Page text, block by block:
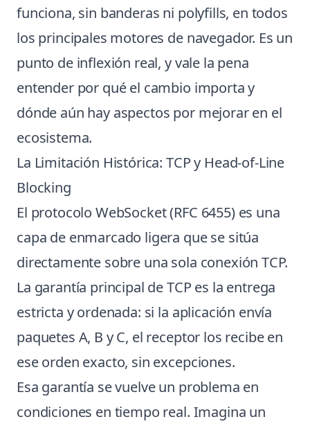
funciona, sin banderas ni polyfills, en todos
los principales motores de navegador. Es un
punto de inflexión real, y vale la pena
entender por qué el cambio importa y
dónde aún hay aspectos por mejorar en el
ecosistema.
La Limitación Histórica: TCP y Head-of-Line
Blocking
El protocolo WebSocket (RFC 6455) es una
capa de enmarcado ligera que se sitúa
directamente sobre una sola conexión TCP.
La garantía principal de TCP es la entrega
estricta y ordenada: si la aplicación envía
paquetes A, B y C, el receptor los recibe en
ese orden exacto, sin excepciones.
Esa garantía se vuelve un problema en
condiciones en tiempo real. Imagina un